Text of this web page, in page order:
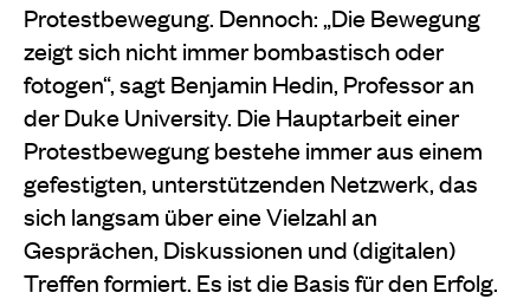
Protestbewegung. Dennoch: „Die Bewegung
zeigt sich nicht immer bombastisch oder
fotogen“, sagt Benjamin Hedin, Professor an
der Duke University. Die Hauptarbeit einer
Protestbewegung bestehe immer aus einem
gefestigten, unterstützenden Netzwerk, das
sich langsam über eine Vielzahl an
Gesprächen, Diskussionen und (digitalen)
Treffen formiert. Es ist die Basis für den Erfolg.